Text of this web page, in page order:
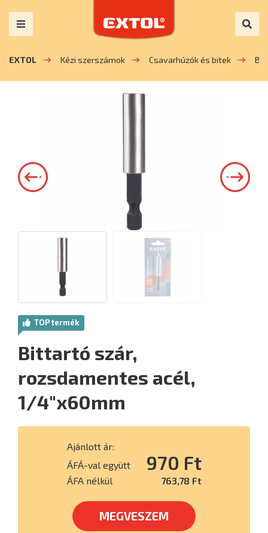
EXTOL Kézi szerszámok Csavarhúzók és bitek Bit
TOP termék
Bittartó szár,
rozsdamentes acél,
1/4"x60mm
Ajánlott ár:
ÁFÁ-val együtt
970 Ft
ÁFA nélkül 763,78 Ft
MEGVESZEM